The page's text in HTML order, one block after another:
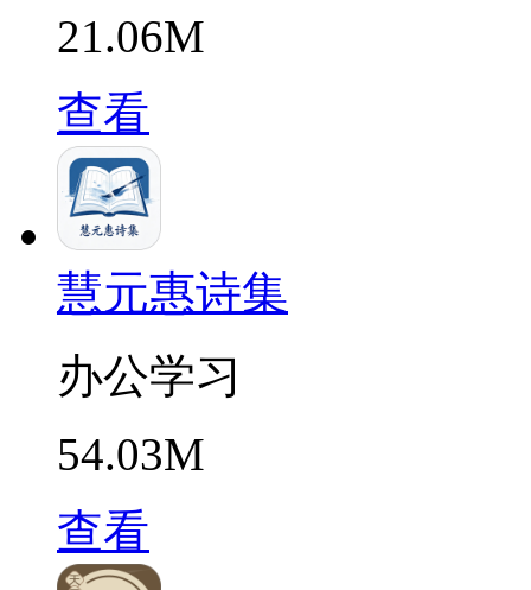
21.06M
查看
慧元惠诗集
办公学习
54.03M
查看